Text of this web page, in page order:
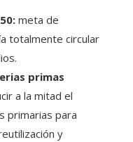
meta de
totalmente circular
primas
a la mitad el
primarias para
y